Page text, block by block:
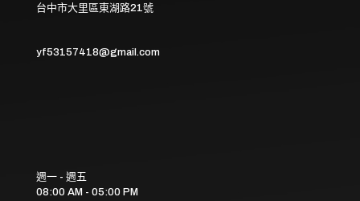
台中市大里區東湖路21號
yf53157418@gmail.com
週一 - 週五
08:00 AM - 05:00 PM